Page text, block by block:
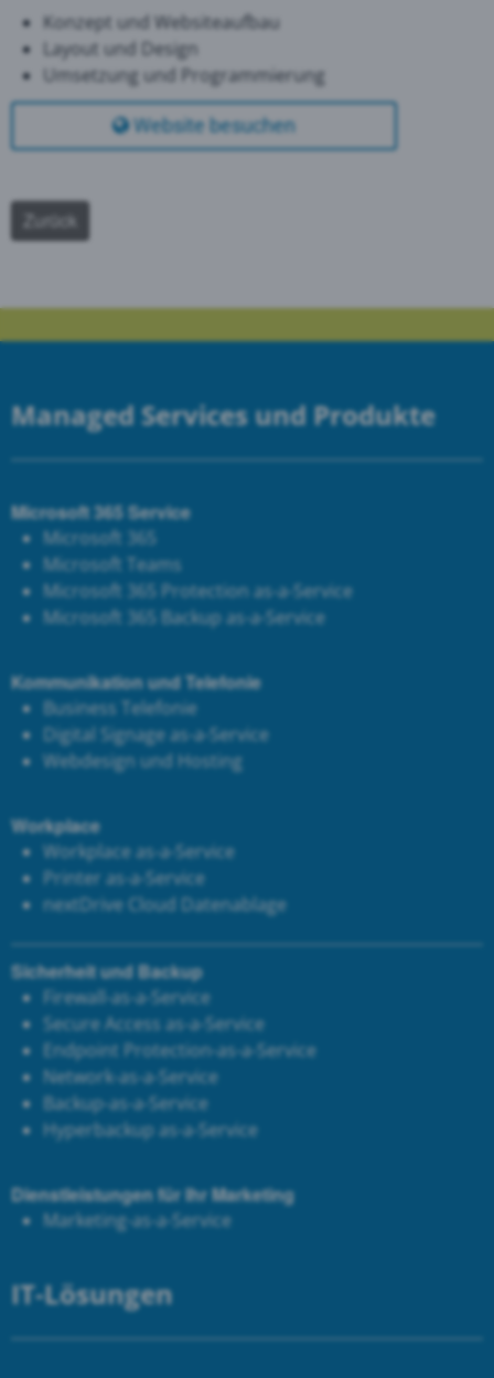
Konzept und Websiteaufbau
Layout und Design
Umsetzung und Programmierung
Website besuchen
Zurück
Managed Services und Produkte
Microsoft 365 Service
Microsoft 365
Microsoft Teams
Microsoft 365 Protection as-a-Service
Microsoft 365 Backup as-a-Service
Kommunikation und Telefonie
Business Telefonie
Digital Signage as-a-Service
Webdesign und Hosting
Workplace
Workplace as-a-Service
Printer as-a-Service
nextDrive Cloud Datenablage
Sicherheit und Backup
Firewall-as-a-Service
Secure Access as-a-Service
Endpoint Protection-as-a-Service
Network-as-a-Service
Backup-as-a-Service
Hyperbackup as-a-Service
Dienstleistungen für Ihr Marketing
Marketing-as-a-Service
IT-Lösungen